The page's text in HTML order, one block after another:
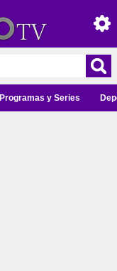
Programas y Series